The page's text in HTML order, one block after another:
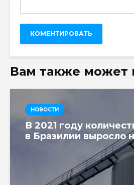
Вам также может
НОВОСТИ
В 2021 году
в Бразилии выросло